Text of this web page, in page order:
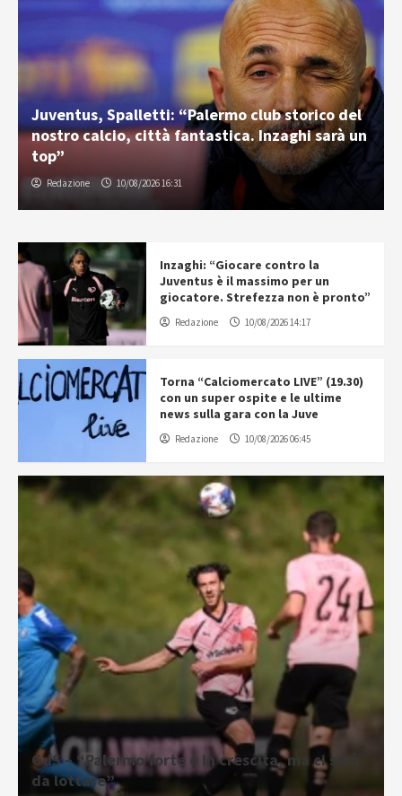
Juventus, Spalletti: “Palermo club storico del
nostro calcio, città fantastica. Inzaghi sarà un
top”
Redazione 10/08/2026 16:31
Inzaghi: “Giocare contro la
Juventus è il massimo per un
giocatore. Strefezza non è pronto”
Redazione 10/08/2026 14:17
Torna “Calciomercato LIVE” (19.30)
con un super ospite e le ultime
news sulla gara con la Juve
Redazione 10/08/2026 06:45
GdS – “Palermo forte e in crescita, ma ci sarà
da lottare”